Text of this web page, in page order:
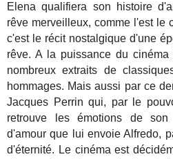
Elena qualifiera son histoire
rêve merveilleux, comme l'est le
c'est le récit nostalgique d'une
rêve. A la puissance du
nombreux extraits de
hommages. Mais aussi par ce
Jacques Perrin qui, par le
retrouve les émotions de
d'amour que lui envoie Alfredo,
d'éternité. Le cinéma est